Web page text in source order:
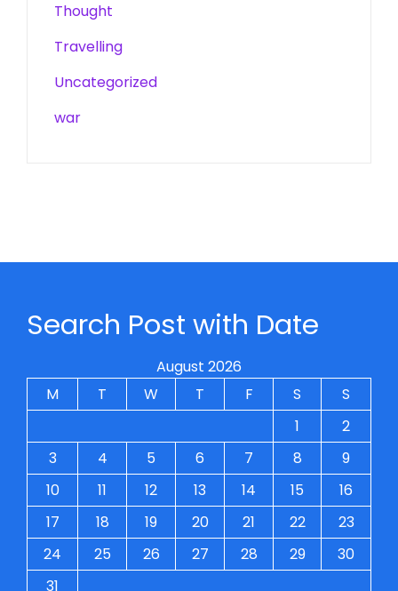
Thought
Travelling
Uncategorized
war
Search Post with Date
August 2026
M
T W T F S
S
1
2
3
4 5 6 7 8
9
10
11 12 13 14 15
16
17
18 19 20 21 22
23
24
25 26 27 28 29
30
31